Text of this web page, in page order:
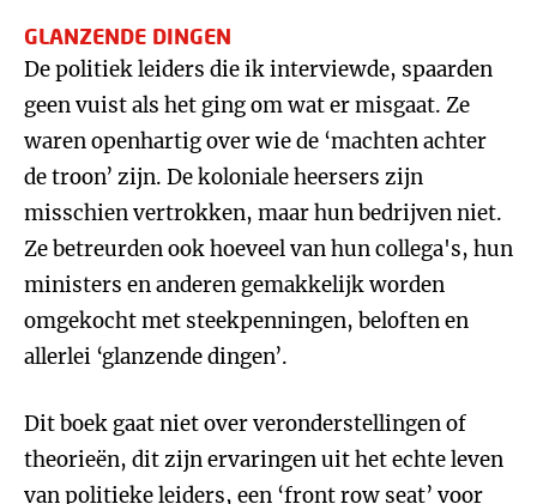
GLANZENDE DINGEN
De politiek leiders die ik interviewde, spaarden
geen vuist als het ging om wat er misgaat. Ze
waren openhartig over wie de ‘machten achter
de troon’ zijn. De koloniale heersers zijn
misschien vertrokken, maar hun bedrijven niet.
Ze betreurden ook hoeveel van hun collega's, hun
ministers en anderen gemakkelijk worden
omgekocht met steekpenningen, beloften en
allerlei ‘glanzende dingen’.
Dit boek gaat niet over veronderstellingen of
theorieën, dit zijn ervaringen uit het echte leven
van politieke leiders, een ‘front row seat’ voor